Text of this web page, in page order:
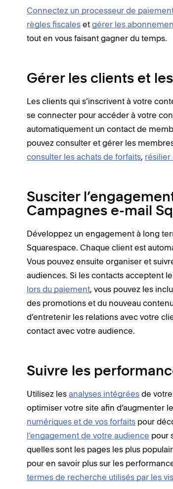
Connectez un processeur de
règles fiscales et gérer les
tout en vous faisant gagner du temps.
Gérer les clients et
Les clients qui s’inscrivent à votre
se connecter pour accéder à votre
automatiquement un contact de
pouvez consulter et gérer les
consulter les achats de forfaits, résilier
Susciter
Campagnes e-mail
Développez un engagement à long
Squarespace. Chaque client est
Vous pouvez ensuite organiser et
audiences. Si les contacts acceptent
lors du paiement, vous pouvez les
des promotions et du nouveau
d’entretenir les relations avec votre
contact avec votre audience.
Suivre les
Utilisez les analyses intégrées de
optimiser votre site afin d’augmenter
numériques et de vos forfaits pour
l’engagement de votre audience pour
quelles sont les pages les plus
pour en savoir plus sur les
termes de recherche utilisés par les